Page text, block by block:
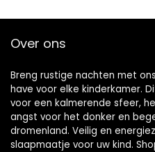
Over ons
Breng rustige nachten met
have voor elke kinderkamer.
voor een kalmerende sfeer,
angst voor het donker en
dromenland. Veilig en
slaapmaatje voor uw kind.